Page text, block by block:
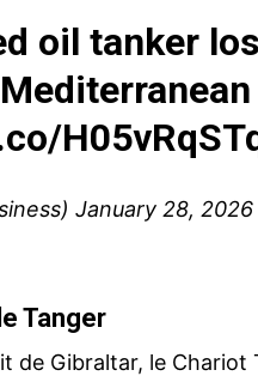
oil tanker
January 28, 2026
Tanger
de Gibraltar, le